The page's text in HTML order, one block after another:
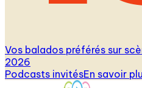
Vos balados préférés sur
2026
Podcasts invitésEn savoir